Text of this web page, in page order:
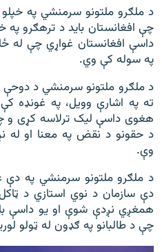
د ملګرو ملتونو سرمنشي په
چې افغانستان باید د ترهګرو
داسې افغانستان غواړي چې له
په سوله کې وي.
د ملګرو ملتونو سرمنشي د دوحې
ته په اشارې وویل، په غونډه
هغوی داسې لیک ترلاسه کړی و
د حقونو د نقض په معنا او له
وې.
د ملګرو ملتونو سرمنشي په دې
دې سازمان د نوي استازي د
همغږي نږدې شوې او یو داسې
چې د طالبانو په ګډون له ټولو